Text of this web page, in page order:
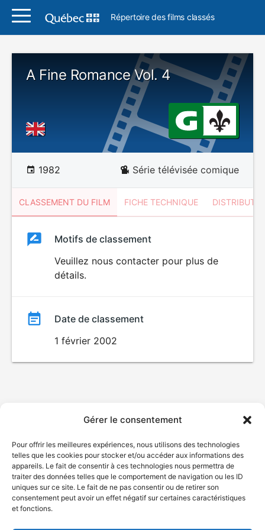
Gérer le consentement
Pour offrir les meilleures expériences, nous utilisons des technologies
telles que les cookies pour stocker et/ou accéder aux informations des
appareils. Le fait de consentir à ces technologies nous permettra de
traiter des données telles que le comportement de navigation ou les ID
uniques sur ce site. Le fait de ne pas consentir ou de retirer son
consentement peut avoir un effet négatif sur certaines caractéristiques
et fonctions.
Répertoire des films classés
A Fine Romance Vol. 4
1982 Série télévisée comique
CLASSEMENT DU FILM FICHE TECHNIQUE
ClassementClassement
Motifs de classement
Veuillez nous contacter pour plus de
détails.
Date de classement
1 février 2002